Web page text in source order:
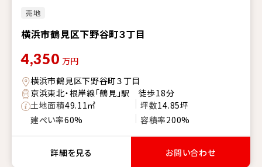
売地
横浜市鶴見区下野谷町３丁目
4,350 万円
横浜市鶴見区下野谷町３丁目
京浜東北・根岸線「鶴見」駅 徒歩18分
土地面積49.11㎡ 坪数14.85坪
建ぺい率60% 容積率200%
詳細を見る お問い合わせ